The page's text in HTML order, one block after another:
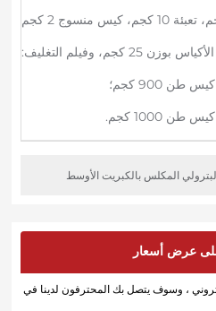
بوزن 25 كجم، وفيلم التغليف، ثم إلى كيس التغليف بوزن 1000 كجم؛
طن 900 كجم؛
طن 1000 كجم.
المكلس بالكبريت الأوسط
عرض أسعار
، وسوف يتصل بك المحترفون لدينا في